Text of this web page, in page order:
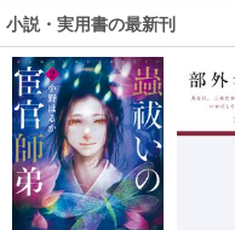
小説・実用書の最新刊